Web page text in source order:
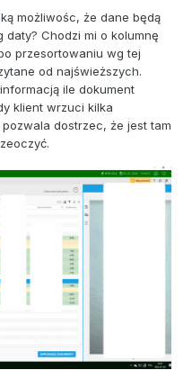
możliwośc, że dane będą
Chodzi mi o kolumnę
przesortowaniu wg tej
od najświeższych.
ile dokument
klient wrzuci kilka
dostrzec, że jest tam